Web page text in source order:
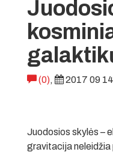
(0), 2017 09 14
Juodosios skylės –
gravitacija neleidžia